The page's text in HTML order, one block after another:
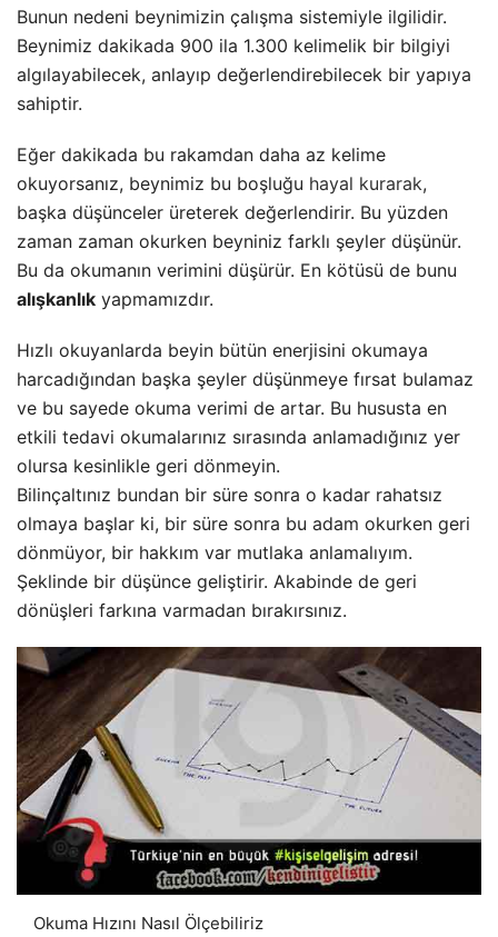
Bunun nedeni beynimizin çalışma sistemiyle ilgilidir.
Beynimiz dakikada 900 ila 1.300 kelimelik bir bilgiyi
algılayabilecek, anlayıp değerlendirebilecek bir yapıya
sahiptir.
Eğer dakikada bu rakamdan daha az kelime
okuyorsanız, beynimiz bu boşluğu hayal kurarak,
başka düşünceler üreterek değerlendirir. Bu yüzden
zaman zaman okurken beyniniz farklı şeyler düşünür.
Bu da okumanın verimini düşürür. En kötüsü de bunu
alışkanlık yapmamızdır.
Hızlı okuyanlarda beyin bütün enerjisini okumaya
harcadığından başka şeyler düşünmeye fırsat bulamaz
ve bu sayede okuma verimi de artar. Bu hususta en
etkili tedavi okumalarınız sırasında anlamadığınız yer
olursa kesinlikle geri dönmeyin.
Bilinçaltınız bundan bir süre sonra o kadar rahatsız
olmaya başlar ki, bir süre sonra bu adam okurken geri
dönmüyor, bir hakkım var mutlaka anlamalıyım.
Şeklinde bir düşünce geliştirir. Akabinde de geri
dönüşleri farkına varmadan bırakırsınız.
Okuma Hızını Nasıl Ölçebiliriz